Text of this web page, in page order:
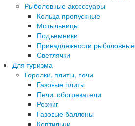
Рыболовные аксессуары
Кольца пропускные
Мотыльницы
Подъемники
Принадлежности рыболовные
Светлячки
Для туризма
Горелки, плиты, печи
Газовые плиты
Печи, обогреватели
Розжиг
Газовые баллоны
Коптильни